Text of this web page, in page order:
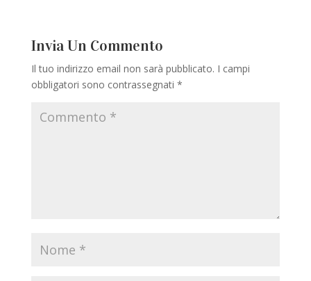
Invia Un Commento
Il tuo indirizzo email non sarà pubblicato. I campi
obbligatori sono contrassegnati *